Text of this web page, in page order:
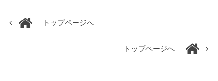
トップページへ
トップページへ